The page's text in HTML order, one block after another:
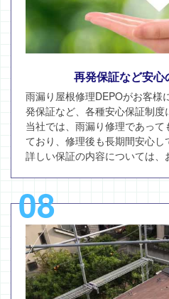
再発保証など安
雨漏り屋根修理DEPOがお客様
発保証など、各種安心保証制度
当社では、雨漏り修理であっ
ており、修理後も長期間安心し
詳しい保証の内容については、
08